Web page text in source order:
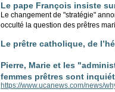
Le pape François insiste
Le changement de "stratégie"
occulté la question des prêtres
Le prêtre catholique, de
Pierre, Marie et les
femmes prêtres sont
https://www.ucanews.com/news/